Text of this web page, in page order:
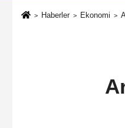
Haberler Ekonomi